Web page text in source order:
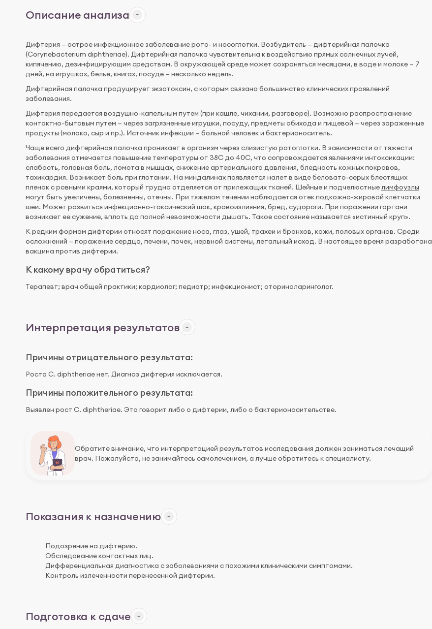
Описание анализа
Дифтерия — острое инфекционное заболевание рото- и носоглотки. Возбудитель — дифтерийная палочка
(Corynebacterium diphtheriae). Дифтерийная палочка чувствительна к воздействию прямых солнечных лучей,
кипячению, дезинфицирующим средствам. В окружающей среде может сохраняться месяцами, в воде и молоке — 7
дней, на игрушках, белье, книгах, посуде — несколько недель.
Дифтерийная палочка продуцирует экзотоксин, с которым связано большинство клинических проявлений
заболевания.
Дифтерия передается воздушно-капельным путем (при кашле, чихании, разговоре). Возможно распространение
контактно-бытовым путем — через загрязненные игрушки, посуду, предметы обихода и пищевой — через зараженные
продукты (молоко, сыр и пр.). Источник инфекции — больной человек и бактерионоситель.
Чаще всего дифтерийная палочка проникает в организм через слизистую ротоглотки. В зависимости от тяжести
заболевания отмечается повышение температуры от 38С до 40С, что сопровождается явлениями интоксикации:
слабость, головная боль, ломота в мышцах, снижение артериального давления, бледность кожных покровов,
тахикардия. Возникает боль при глотании. На миндалинах появляется налет в виде беловато-серых блестящих
пленок с ровными краями, который трудно отделяется от прилежащих тканей. Шейные и подчелюстные лимфоузлы
могут быть увеличены, болезненны, отечны. При тяжелом течении наблюдается отек подкожно-жировой клетчатки
шеи. Может развиться инфекционно-токсический шок, кровоизлияния, бред, судороги. При поражении гортани
возникает ее сужение, вплоть до полной невозможности дышать. Такое состояние называется «истинный круп».
К редким формам дифтерии относят поражение носа, глаз, ушей, трахеи и бронхов, кожи, половых органов. Среди
осложнений — поражение сердца, печени, почек, нервной системы, летальный исход. В настоящее время разработана
вакцина против дифтерии.
К какому врачу обратиться?
Терапевт; врач общей практики; кардиолог; педиатр; инфекционист; оториноларинголог.
Интерпретация результатов
Причины отрицательного результата:
Роста C. diphtheriae нет. Диагноз дифтерия исключается.
Причины положительного результата:
Выявлен рост C. diphtheriae. Это говорит либо о дифтерии, либо о бактерионосительстве.
Обратите внимание, что интерпретацией результатов исследования должен заниматься лечащий
врач. Пожалуйста, не занимайтесь самолечением, а лучше обратитесь к специалисту.
Показания к назначению
Подозрение на дифтерию.
Обследование контактных лиц.
Дифференциальная диагностика с заболеваниями с похожими клиническими симптомами.
Контроль излеченности перенесенной дифтерии.
Подготовка к сдаче